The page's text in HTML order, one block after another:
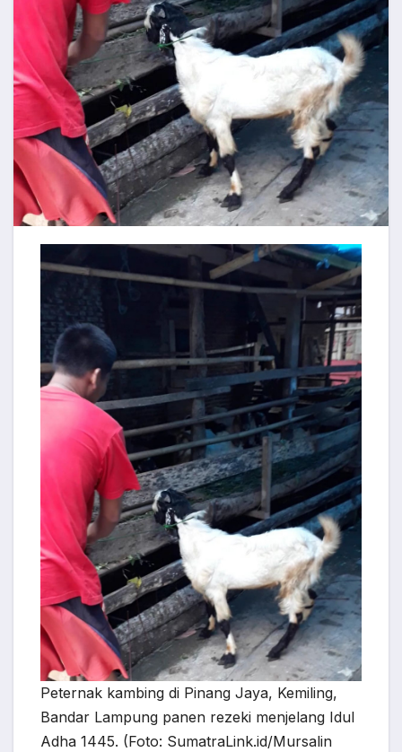
Peternak kambing di Pinang Jaya, Kemiling,
Bandar Lampung panen rezeki menjelang Idul
Adha 1445. (Foto: SumatraLink.id/Mursalin